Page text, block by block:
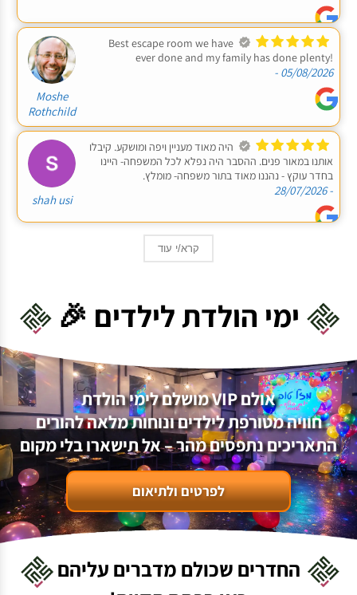
Moshe
Rothchild
Best escape room we have
ever done and my family has done plenty!
- 05/08/2026
shah usi
היה מאוד מעניין ויפה ומושקע. קיבלו
אותנו במאור פנים. ההסבר היה נפלא לכל המשפחה- היינו
בחדר עוקץ - נהננו מאוד בתור משפחה- מומלץ.
- 28/07/2026
קרא/י עוד
ימי הולדת לילדים 🎉
אולם VIP מושלם לימי הולדת
חוויה מטורפת לילדים ונוחות מלאה להורים
התאריכים נתפסים מהר – אל תישארו בלי מקום
לפרטים ולתיאום
החדרים שכולם מדברים עליהם